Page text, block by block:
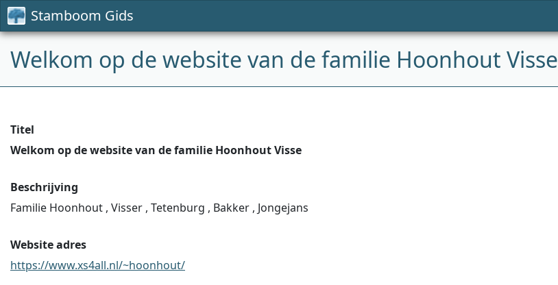
Stamboom Gids
Welkom op de website van de familie Hoonhout Visse
Titel
Welkom op de website van de familie Hoonhout Visse
Beschrijving
Familie Hoonhout , Visser , Tetenburg , Bakker , Jongejans
Website adres
https://www.xs4all.nl/~hoonhout/